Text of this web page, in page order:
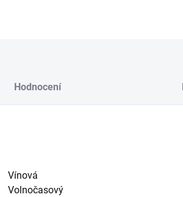
Hodnocení
Vínová
Volnočasový